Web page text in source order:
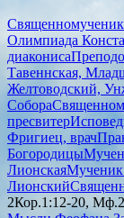
Священномученик
Олимпиада
диакониса
Тавеннская,
Желтоводский,
Собора
пресвитер
Фригиец, врач
Богородицы
Лионская
Лионский
2Кор.1:12-20,